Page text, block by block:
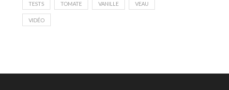
TESTS TOMATE VANILLE VEAU
VIDÉO